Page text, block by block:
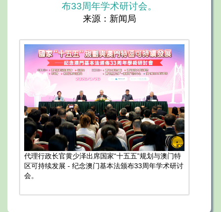
布33周年学术研讨会。
来源：新闻局
代理行政长官黄少泽出席国家“十五五”规划与澳门特
区可持续发展 - 纪念澳门基本法颁布33周年学术研讨
会。